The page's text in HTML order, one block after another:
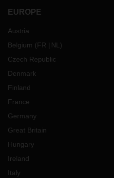
EUROPE
Austria
Belgium (FR NL )
Czech Republic
Denmark
Finland
France
Germany
Great Britain
Hungary
Ireland
Italy